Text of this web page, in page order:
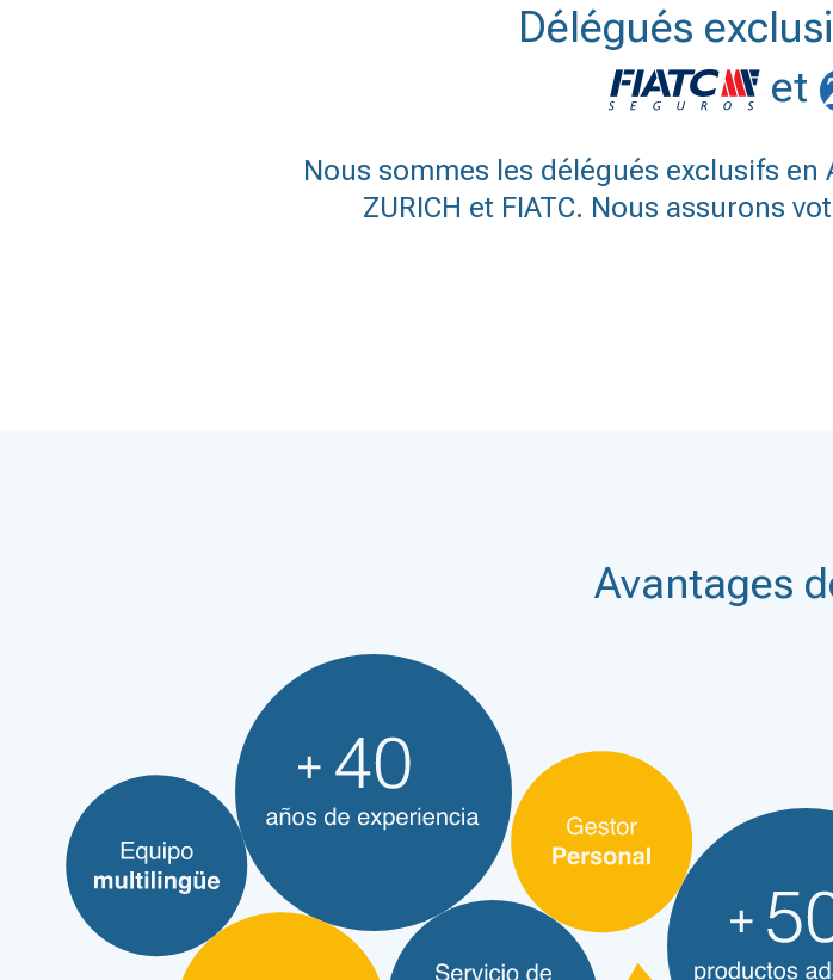
Délégués
et
Nous sommes les délégués exclusifs
ZURICH et FIATC. Nous assurons
Avantages